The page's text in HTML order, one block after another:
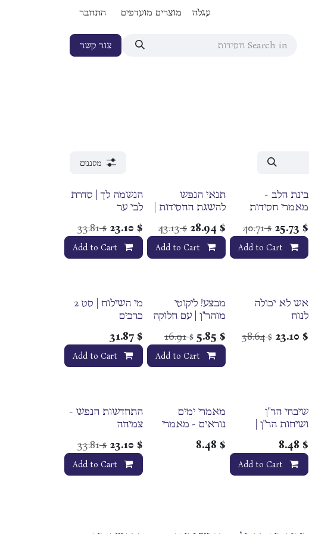
עגלה מוצרים מועדפים התחבר
צור קשר
מסננים
בינת הלב -
מאמרי חסידות
התורה והמועדים
$
25.73
$
40.71
Add to Cart
תנאי הנפש
להשגת החסידות |
עקשטיין
$
28.94
$
43.13
Add to Cart
הנשמה לך | סדרת
לבי ער
$
23.10
$
33.81
Add to Cart
אש לא יכולה
לנוח
$
23.10
$
38.64
מבצע! ליקוטי
מוהר"ן | עם חלוקה
מהדורת הרב עטיה
$
5.85
$
16.91
Add to Cart
מי השילוח | סט 2
כרכים
$
31.87
Add to Cart
שיבחי הר"ן
ושיחות הר"ן |
$
8.48
Add to Cart
מאמרי ימים
נוראים - מאמרי
נתיבות שלום |
$
8.48
התחדשות הנפש -
צמיחה
ממקורות החסידות
$
23.10
$
33.81
Add to Cart